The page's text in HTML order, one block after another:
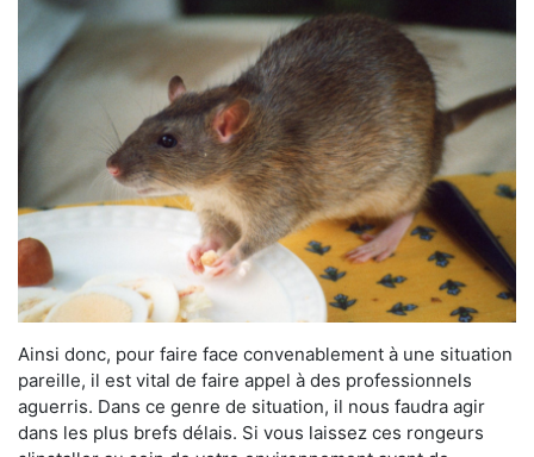
Ainsi donc, pour faire face convenablement à une situation
pareille, il est vital de faire appel à des professionnels
aguerris. Dans ce genre de situation, il nous faudra agir
dans les plus brefs délais. Si vous laissez ces rongeurs